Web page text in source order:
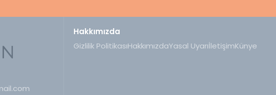
Hakkımızda
Gizlilik PolitikasıHakkımızdaYasal UyarıİletişimKünye